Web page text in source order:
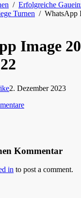
/ Erfolgreiche
Turnen / WhatsApp
Image
2. Dezember 2023
Kommentar
in to post a comment.